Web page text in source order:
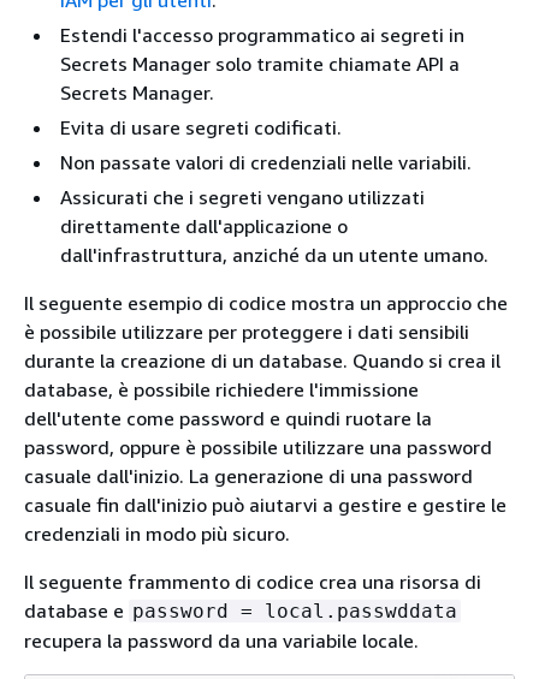
Estendi l'accesso programmatico ai segreti in
Secrets Manager solo tramite chiamate API a
Secrets Manager.
Evita di usare segreti codificati.
Non passate valori di credenziali nelle variabili.
Assicurati che i segreti vengano utilizzati
direttamente dall'applicazione o
dall'infrastruttura, anziché da un utente umano.
Il seguente esempio di codice mostra un approccio che
è possibile utilizzare per proteggere i dati sensibili
durante la creazione di un database. Quando si crea il
database, è possibile richiedere l'immissione
dell'utente come password e quindi ruotare la
password, oppure è possibile utilizzare una password
casuale dall'inizio. La generazione di una password
casuale fin dall'inizio può aiutarvi a gestire e gestire le
credenziali in modo più sicuro.
Il seguente frammento di codice crea una risorsa di
database e password = local.passwddata
recupera la password da una variabile locale.